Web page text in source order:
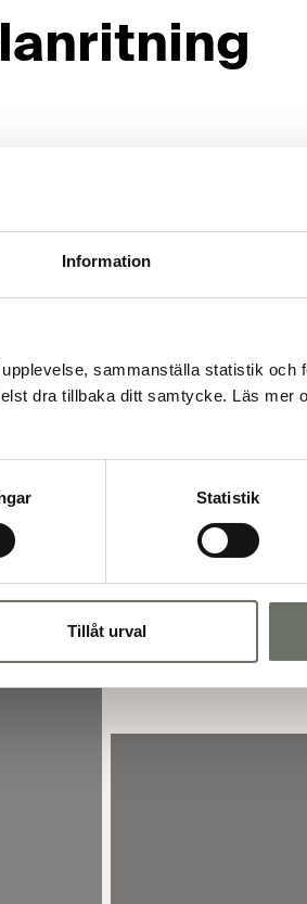
Information
sammanställa statistik och
dra tillbaka ditt samtycke. Läs mer
Statistik
Tillåt urval